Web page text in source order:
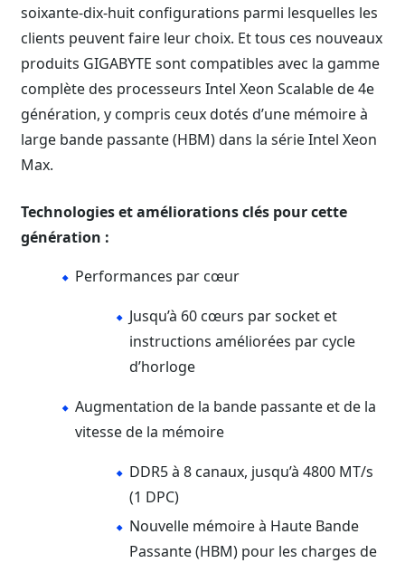
soixante-dix-huit configurations parmi lesquelles les
clients peuvent faire leur choix. Et tous ces nouveaux
produits GIGABYTE sont compatibles avec la gamme
complète des processeurs Intel Xeon Scalable de 4e
génération, y compris ceux dotés d’une mémoire à
large bande passante (HBM) dans la série Intel Xeon
Max.
Technologies et améliorations clés pour cette
génération :
Performances par cœur
Jusqu’à 60 cœurs par socket et
instructions améliorées par cycle
d’horloge
Augmentation de la bande passante et de la
vitesse de la mémoire
DDR5 à 8 canaux, jusqu’à 4800 MT/s
(1 DPC)
Nouvelle mémoire à Haute Bande
Passante (HBM) pour les charges de